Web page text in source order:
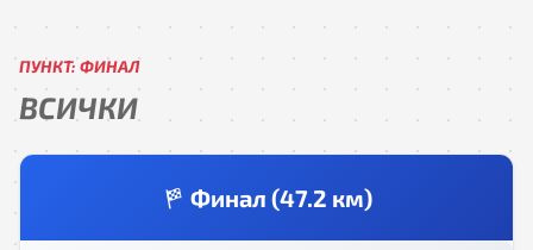
ПУНКТ: ФИНАЛ
ВСИЧКИ
Финал (47.2 км)